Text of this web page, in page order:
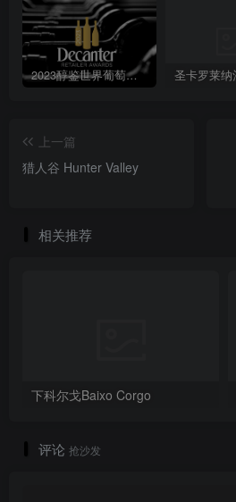
2023醇鉴世界葡萄酒大赛Decanter World Wine Awards
上一篇
猎人谷 Hunter Valley
相关推荐
下科尔戈Baixo Corgo
评论 抢沙发